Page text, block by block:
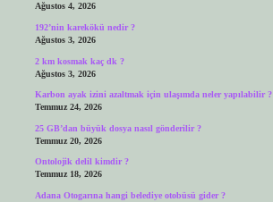
Ağustos 4, 2026
192’nin karekökü nedir ?
Ağustos 3, 2026
2 km kosmak kaç dk ?
Ağustos 3, 2026
Karbon ayak izini azaltmak için ulaşımda neler yapılabilir ?
Temmuz 24, 2026
25 GB’dan büyük dosya nasıl gönderilir ?
Temmuz 20, 2026
Ontolojik delil kimdir ?
Temmuz 18, 2026
Adana Otogarına hangi belediye otobüsü gider ?